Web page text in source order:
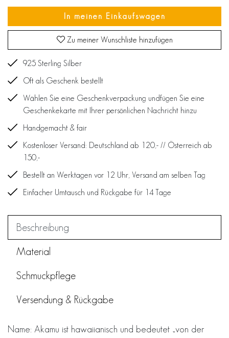
In meinen Einkaufswagen
Zu meiner Wunschliste hinzufügen
925 Sterling Silber
Oft als Geschenk bestellt
Wählen Sie eine Geschenkverpackung undfügen Sie eine
Geschenkekarte mit Ihrer persönlichen Nachricht hinzu
Handgemacht & fair
Kostenloser Versand: Deutschland ab 120,- // Österreich ab
150,-
Bestellt an Werktagen vor 12 Uhr, Versand am selben Tag
Einfacher Umtausch und Rückgabe für 14 Tage
Beschreibung
Material
Schmuckpflege
Versendung & Rückgabe
Name: Akamu ist hawaiianisch und bedeutet „von der